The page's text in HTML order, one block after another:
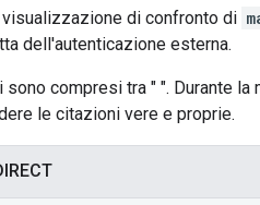
di confronto di
dell'autenticazione esterna.
compresi tra " ". Durante
le citazioni vere e proprie.